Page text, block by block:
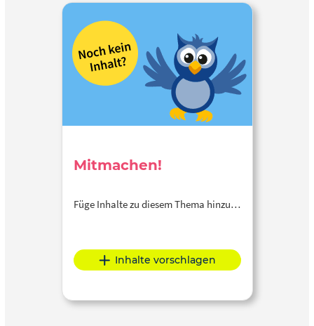
Mitmachen!
Füge Inhalte zu diesem Thema hinzu…
Inhalte vorschlagen